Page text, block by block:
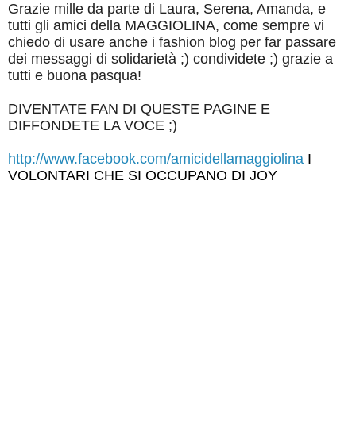
Grazie mille da parte di Laura, Serena, Amanda, e
tutti gli amici della MAGGIOLINA, come sempre vi
chiedo di usare anche i fashion blog per far passare
dei messaggi di solidarietà ;) condividete ;) grazie a
tutti e buona pasqua!
DIVENTATE FAN DI QUESTE PAGINE E
DIFFONDETE LA VOCE ;)
http://www.facebook.com/amicidellamaggiolina I
VOLONTARI CHE SI OCCUPANO DI JOY